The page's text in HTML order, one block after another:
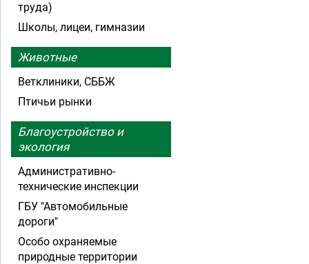
труда)
Школы, лицеи, гимназии
Животные
Ветклиники, СББЖ
Птичьи рынки
Благоустройство и
экология
Административно-
технические инспекции
ГБУ "Автомобильные
дороги"
Особо охраняемые
природные территории